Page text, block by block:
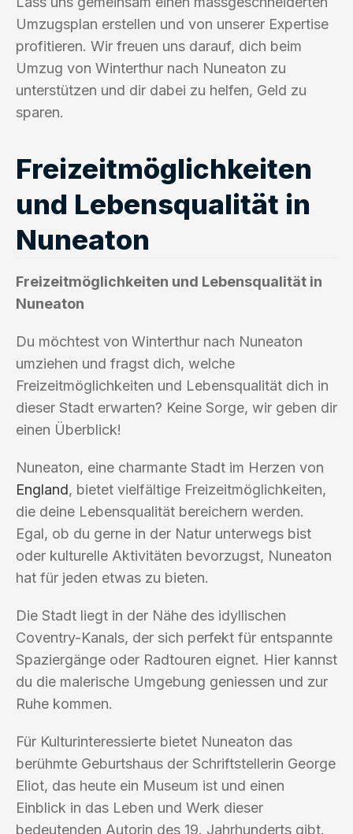
Umzugsplan erstellen und von unserer Expertise
profitieren. Wir freuen uns darauf, dich beim
Umzug von Winterthur nach Nuneaton zu
unterstützen und dir dabei zu helfen, Geld zu
sparen.
Freizeitmöglichkeiten
und Lebensqualität in
Nuneaton
Freizeitmöglichkeiten und Lebensqualität in
Nuneaton
Du möchtest von Winterthur nach Nuneaton
umziehen und fragst dich, welche
Freizeitmöglichkeiten und Lebensqualität dich in
dieser Stadt erwarten? Keine Sorge, wir geben dir
einen Überblick!
Nuneaton, eine charmante Stadt im Herzen von
England, bietet vielfältige Freizeitmöglichkeiten,
die deine Lebensqualität bereichern werden.
Egal, ob du gerne in der Natur unterwegs bist
oder kulturelle Aktivitäten bevorzugst, Nuneaton
hat für jeden etwas zu bieten.
Die Stadt liegt in der Nähe des idyllischen
Coventry-Kanals, der sich perfekt für entspannte
Spaziergänge oder Radtouren eignet. Hier kannst
du die malerische Umgebung geniessen und zur
Ruhe kommen.
Für Kulturinteressierte bietet Nuneaton das
berühmte Geburtshaus der Schriftstellerin George
Eliot, das heute ein Museum ist und einen
Einblick in das Leben und Werk dieser
bedeutenden Autorin des 19. Jahrhunderts gibt.